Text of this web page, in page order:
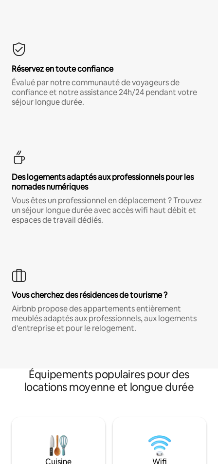
Réservez en toute confiance
Évalué par notre communauté de voyageurs de
confiance et notre assistance 24h/24 pendant votre
séjour longue durée.
Des logements adaptés aux professionnels pour les
nomades numériques
Vous êtes un professionnel en déplacement ? Trouvez
un séjour longue durée avec accès wifi haut débit et
espaces de travail dédiés.
Vous cherchez des résidences de tourisme ?
Airbnb propose des appartements entièrement
meublés adaptés aux professionnels, aux logements
d'entreprise et pour le relogement.
Équipements populaires pour des
locations moyenne et longue durée
Cuisine Wifi